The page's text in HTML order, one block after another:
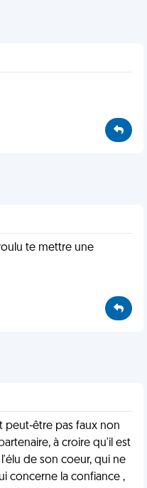
te mettre une
peut-être pas faux non
à croire qu'il est
de son coeur, qui ne
concerne la confiance ,